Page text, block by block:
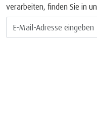
verarbeiten, finden Sie in